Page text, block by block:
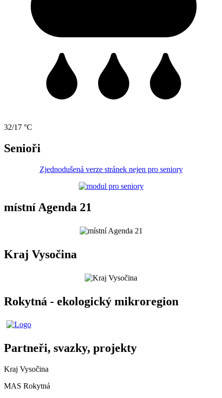
32/17 °C
Senioři
Zjednodušená verze stránek nejen pro seniory
místní Agenda 21
Kraj Vysočina
Rokytná - ekologický mikroregion
Partneři, svazky, projekty
Kraj Vysočina
MAS Rokytná